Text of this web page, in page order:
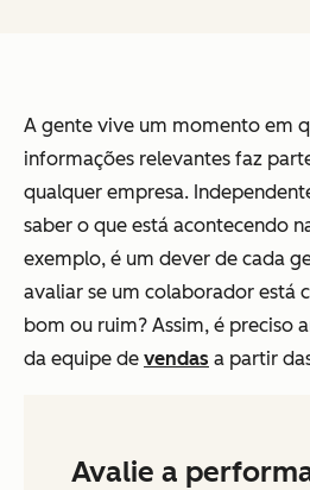
A gente vive um momento em
informações relevantes faz
qualquer empresa.
saber o que está acontecendo
exemplo, é um dever de cada
avaliar se um colaborador está
bom ou ruim? Assim, é preciso
da equipe de vendas a partir
Avalie a